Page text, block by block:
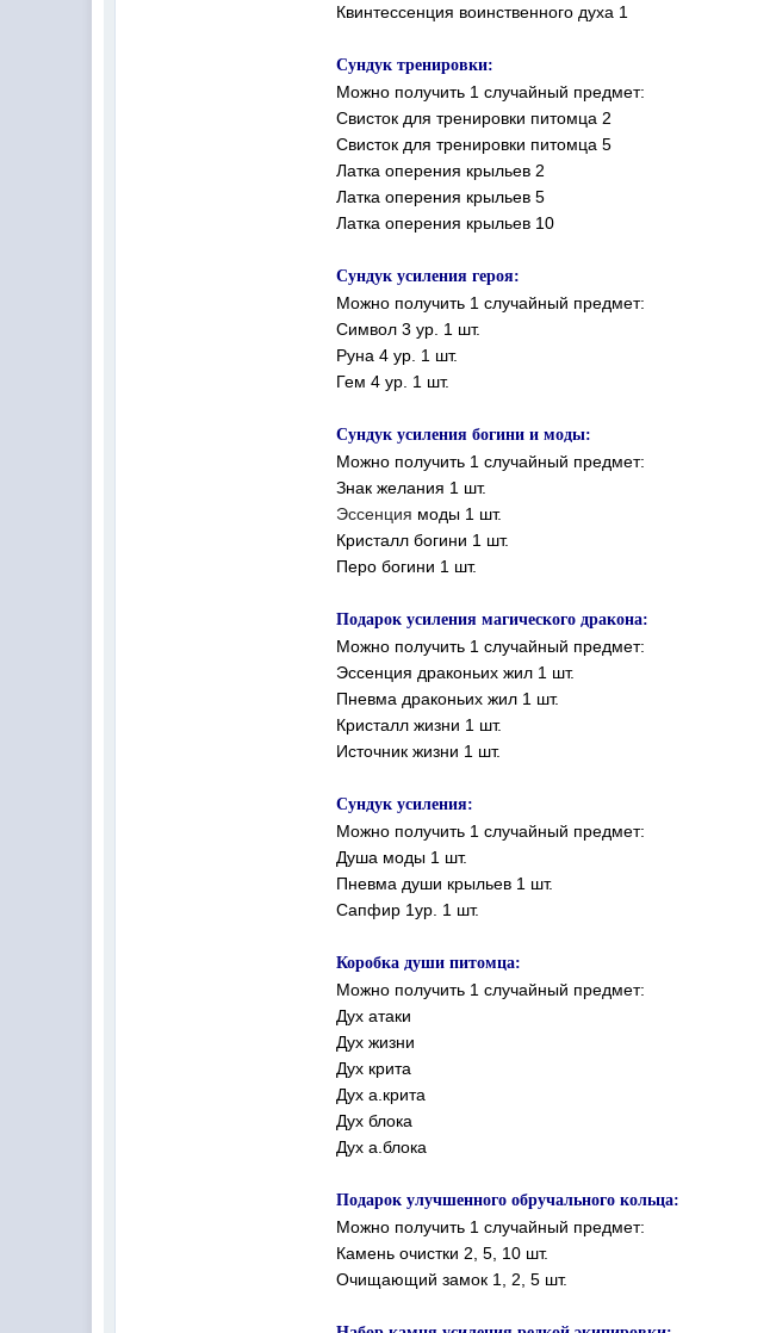
Квинтессенция воинственного духа 1
Сундук тренировки:
Можно получить 1 случайный предмет:
Свисток для тренировки питомца 2
Свисток для тренировки питомца 5
Латка оперения крыльев 2
Латка оперения крыльев 5
Латка оперения крыльев 10
Сундук усиления героя:
Можно получить 1 случайный предмет:
Символ 3 ур. 1 шт.
Руна 4 ур. 1 шт.
Гем 4 ур. 1 шт.
Сундук усиления богини и моды:
Можно получить 1 случайный предмет:
Знак желания 1 шт.
Эссенция моды 1 шт.
Кристалл богини 1 шт.
Перо богини 1 шт.
Подарок усиления магического дракона:
Можно получить 1 случайный предмет:
Эссенция драконьих жил 1 шт.
Пневма драконьих жил 1 шт.
Кристалл жизни 1 шт.
Источник жизни 1 шт.
Сундук усиления:
Можно получить 1 случайный предмет:
Душа моды 1 шт.
Пневма души крыльев 1 шт.
Сапфир 1ур. 1 шт.
Коробка души питомца:
Можно получить 1 случайный предмет:
Дух атаки
Дух жизни
Дух крита
Дух а.крита
Дух блока
Дух а.блока
Подарок улучшенного обручального кольца:
Можно получить 1 случайный предмет:
Камень очистки 2, 5, 10 шт.
Очищающий замок 1, 2, 5 шт.